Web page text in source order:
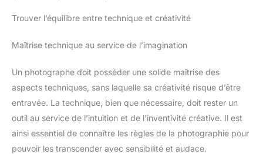
Trouver l’équilibre entre technique et créativité
Maîtrise technique au service de l’imagination
Un photographe doit posséder une solide maîtrise des
aspects techniques, sans laquelle sa créativité risque d’être
entravée. La technique, bien que nécessaire, doit rester un
outil au service de l’intuition et de l’inventivité créative. Il est
ainsi essentiel de connaître les règles de la photographie pour
pouvoir les transcender avec sensibilité et audace.